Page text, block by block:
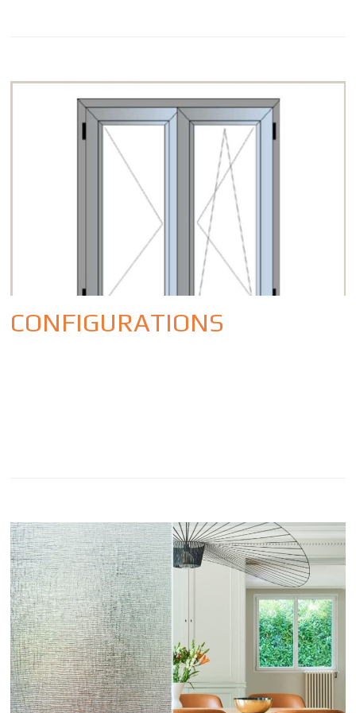
CONFIGURATIONS